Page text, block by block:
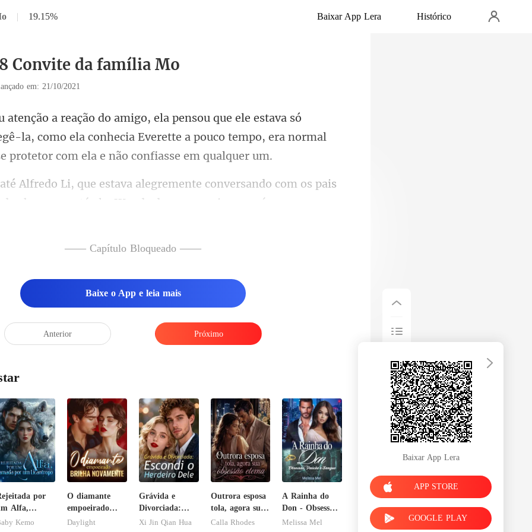
| 19.15% Baixar App Lera Histórico
Convite da família Mo
em: 21/10/2021
la, como ela conhecia Everette a pouco tempo, era n
mente conversando com os pais
—— Capítulo Bloqueado ——
Baixe o App e leia mais
Anterior Próximo
por
Alfa,
por um
Kemo
O diamante
empoeirado
brilha
Daylight
Grávida e
Divorciada:
Escondi o
Xi Jin Qian Hua
Outrora esposa
tola, agora sua
obsessão eterna
Calla Rhodes
A Rainha do
Don - Obsessão,
Paixão e
Melissa Mel
Baixar App Lera
APP STORE
GOOGLE PLAY